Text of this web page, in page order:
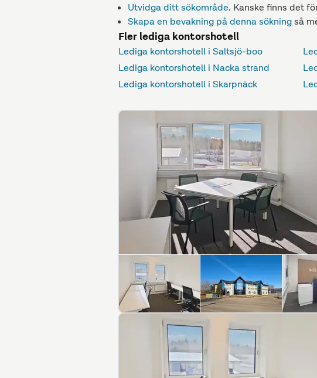
Utvidga ditt sökområde. Kanske finns det
Skapa en bevakning på denna sökningså
Fler lediga kontorshotell
Lediga kontorshotell i Saltsjö-boo
Lediga kontorshotell i Nacka strand
Lediga kontorshotell i Skarpnäck